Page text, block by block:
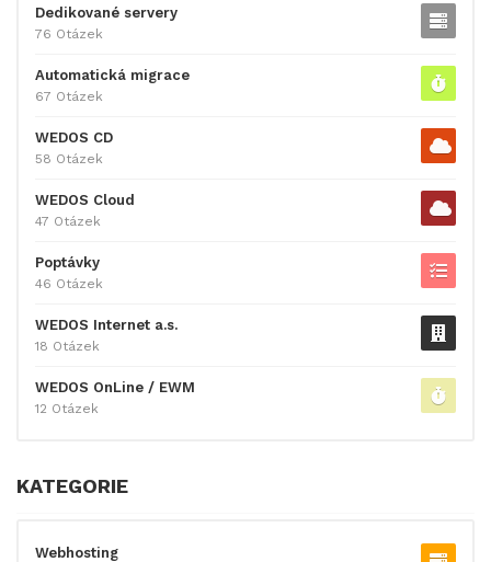
Dedikované servery
76 Otázek
Automatická migrace
67 Otázek
WEDOS CD
58 Otázek
WEDOS Cloud
47 Otázek
Poptávky
46 Otázek
WEDOS Internet a.s.
18 Otázek
WEDOS OnLine / EWM
12 Otázek
KATEGORIE
Webhosting